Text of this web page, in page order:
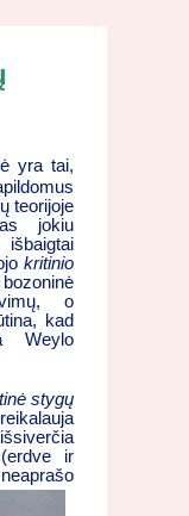
yra tai,
teorijoje
jokiu
kritinio
o
kad
stygų
ir